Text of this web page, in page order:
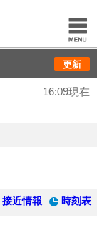
更新
16:09現在
接近情報 時刻表